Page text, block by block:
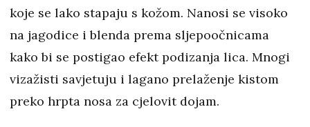
koje se lako stapaju s kožom. Nanosi se visoko
na jagodice i blenda prema sljepoočnicama
kako bi se postigao efekt podizanja lica. Mnogi
vizažisti savjetuju i lagano prelaženje kistom
preko hrpta nosa za cjelovit dojam.